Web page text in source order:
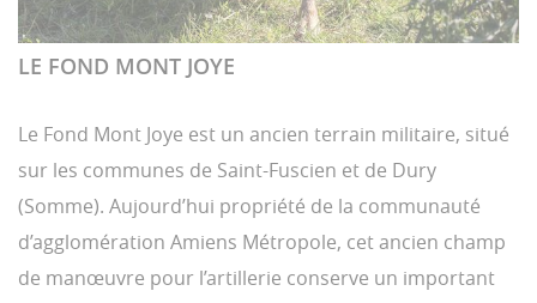
LE FOND MONT JOYE
Le Fond Mont Joye est un ancien terrain militaire, situé
sur les communes de Saint-Fuscien et de Dury
(Somme). Aujourd’hui propriété de la communauté
d’agglomération Amiens Métropole, cet ancien champ
de manœuvre pour l’artillerie conserve un important